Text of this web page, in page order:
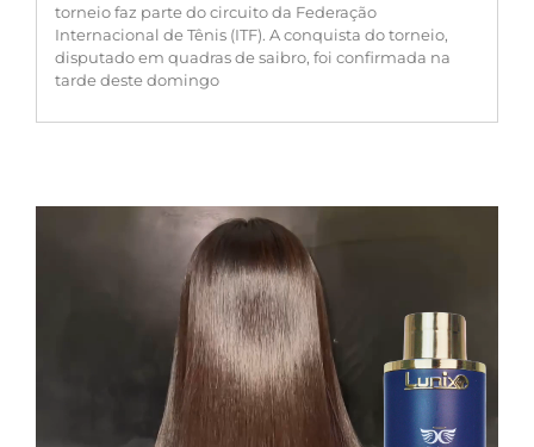
torneio faz parte do circuito da Federação
Internacional de Tênis (ITF). A conquista do torneio,
disputado em quadras de saibro, foi confirmada na
tarde deste domingo